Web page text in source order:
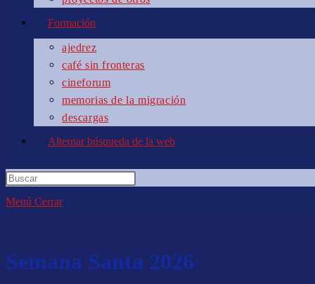
Formación
ajedrez
café sin fronteras
cineforum
memorias de la migración
descargas
Alternar búsqueda de la web
Menú Cerrar
Semana Santa 2026